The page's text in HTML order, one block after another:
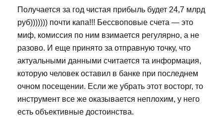
Получается за год чистая прибыль будет 24,7 млрд
руб))))))) почти капа!!! Бессвоповые счета — это
миф, комиссия по ним взимается регулярно, а не
разово. И еще принято за отправную точку, что
актуальными данными считается та информация,
которую человек оставил в банке при последнем
очном посещении. Если же убрать этот восторг, то
инструмент все же оказывается неплохим, у него
есть объективные достоинства.